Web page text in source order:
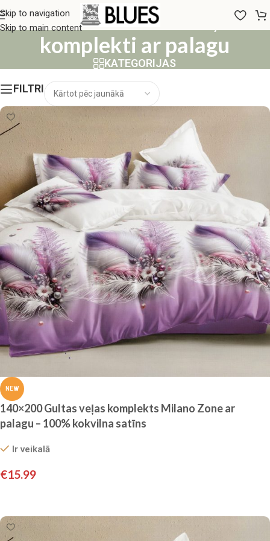
Skip to navigation
Skip to main content
140x200 Gultas veļas
komplekti ar palagu
KATEGORIJAS
FILTRI
NEW
140×200 Gultas veļas komplekts Milano Zone ar
palagu – 100% kokvilna satīns
Ir veikalā
€15.99